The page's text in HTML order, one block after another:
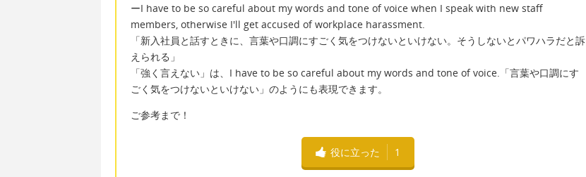
ーI have to be so careful about my words and tone of voice when I speak with new staff
members, otherwise I'll get accused of workplace harassment.
「新入社員と話すときに、言葉や口調にすごく気をつけないといけない。そうしないとパワハラだと訴
えられる」
「強く言えない」は、I have to be so careful about my words and tone of voice.「言葉や口調にす
ごく気をつけないといけない」のようにも表現できます。
ご参考まで！
役に立った 1